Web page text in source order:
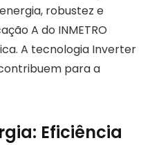
robustez e
A do INMETRO
A tecnologia Inverter
para a
Eficiência